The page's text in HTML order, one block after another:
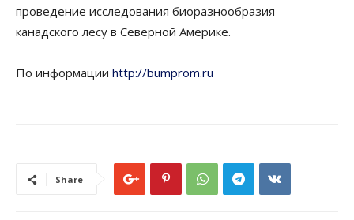
проведение исследования биоразнообразия
канадского лесу в Северной Америке.
По информации http://bumprom.ru
Share